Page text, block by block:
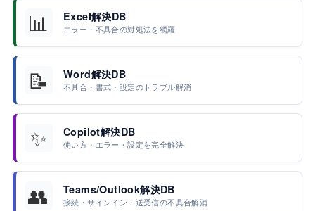
📊 Excel解決DB
エラー・不具合の対処法を網羅
📝 Word解決DB
不具合・書式・設定のトラブル解消
✨ Copilot解決DB
使い方・エラー・設定を完全解決
👥 Teams/Outlook解決DB
接続・サインイン・送受信の不具合解消